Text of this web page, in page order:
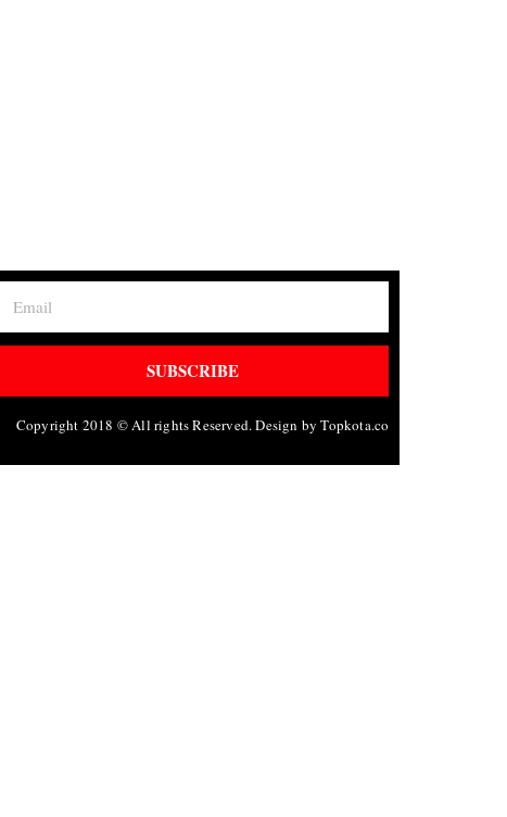
SUBSCRIBE
Copyright 2018 © All rights Reserved. Design by Topkota.co